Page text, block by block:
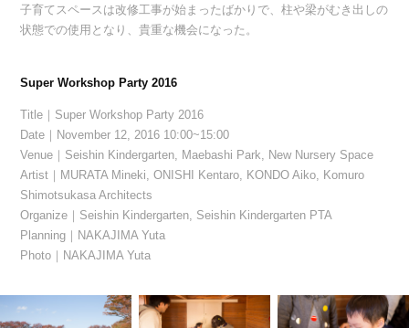
子育てスペースは改修工事が始まったばかりで、柱や梁がむき出しの
状態での使用となり、貴重な機会になった。
Super Workshop Party 2016
Title｜Super Workshop Party 2016
Date｜November 12, 2016 10:00~15:00
Venue｜Seishin Kindergarten, Maebashi Park, New Nursery Space
Artist｜MURATA Mineki, ONISHI Kentaro, KONDO Aiko, Komuro
Shimotsukasa Architects
Organize｜Seishin Kindergarten, Seishin Kindergarten PTA
Planning｜NAKAJIMA Yuta
Photo｜NAKAJIMA Yuta